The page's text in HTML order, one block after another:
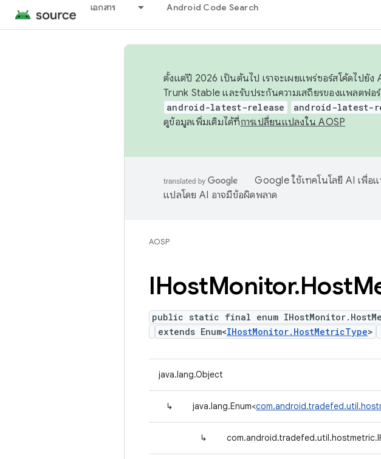
เอกสาร Android Code Search
ตั้งแต่ปี 2026 เป็นต้นไป เราจะเผยแพร่ซอร์สโค้ดไปยั
Trunk Stable และรับประกันความเสถียรของแพลตฟอ
android-latest-release android-latest-
ดูข้อมูลเพิ่มเติมได้ที่การเปลี่ยนแปลงใน AOSP
Google ใช้เทคโนโลยี AI เพื่อ
แปลโดย AI อาจมีข้อผิดพลาด
AOSP
IHostMonitor.Host
public static final enum
extends Enum<IHostMonitor.HostMetricType>
java.lang.Object
↳ java.lang.Enum<
↳